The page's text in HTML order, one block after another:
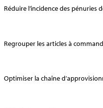
Réduire l’incidence des pénuries
Regrouper les articles à
Optimiser la chaîne